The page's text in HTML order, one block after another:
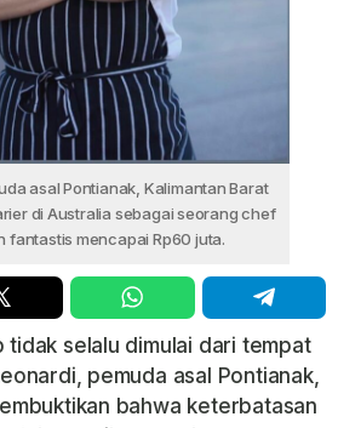
asal Pontianak, Kalimantan Barat
di Australia sebagai seorang chef
fantastis mencapai Rp60 juta.
tidak selalu dimulai dari tempat
pemuda asal Pontianak,
bahwa keterbatasan